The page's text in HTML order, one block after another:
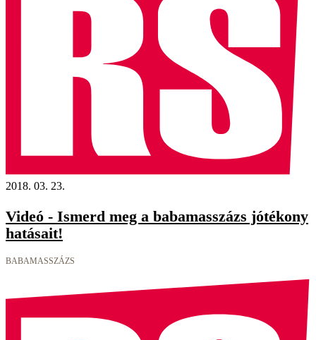
2018. 03. 23.
Videó - Ismerd meg a babamasszázs jótékony
hatásait!
BABAMASSZÁZS